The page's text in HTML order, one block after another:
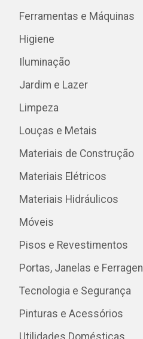
Ferramentas e Máquinas
Higiene
Iluminação
Jardim e Lazer
Limpeza
Louças e Metais
Materiais de Construção
Materiais Elétricos
Materiais Hidráulicos
Móveis
Pisos e Revestimentos
Portas, Janelas e
Tecnologia e Segurança
Pinturas e Acessórios
Utilidades Domésticas